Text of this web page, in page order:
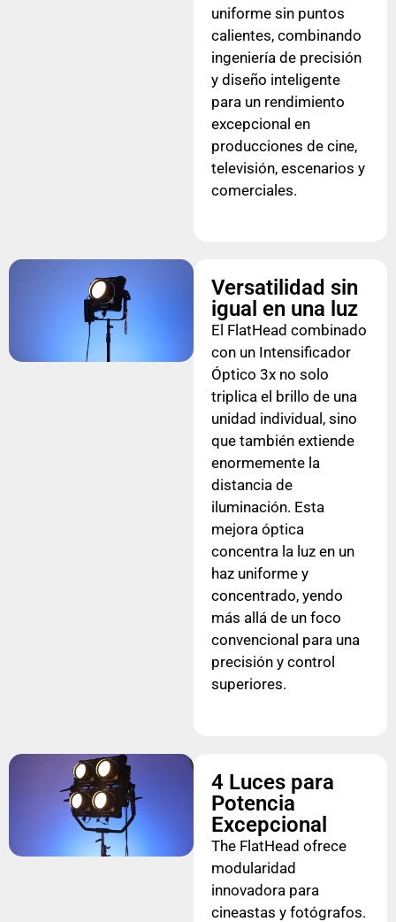
uniforme sin puntos
calientes, combinando
ingeniería de precisión
y diseño inteligente
para un rendimiento
excepcional en
producciones de cine,
televisión, escenarios y
comerciales.
Versatilidad sin
igual en una luz
El FlatHead combinado
con un Intensificador
Óptico 3x no solo
triplica el brillo de una
unidad individual, sino
que también extiende
enormemente la
distancia de
iluminación. Esta
mejora óptica
concentra la luz en un
haz uniforme y
concentrado, yendo
más allá de un foco
convencional para una
precisión y control
superiores.
4 Luces para
Potencia
Excepcional
The FlatHead ofrece
modularidad
innovadora para
cineastas y fotógrafos.